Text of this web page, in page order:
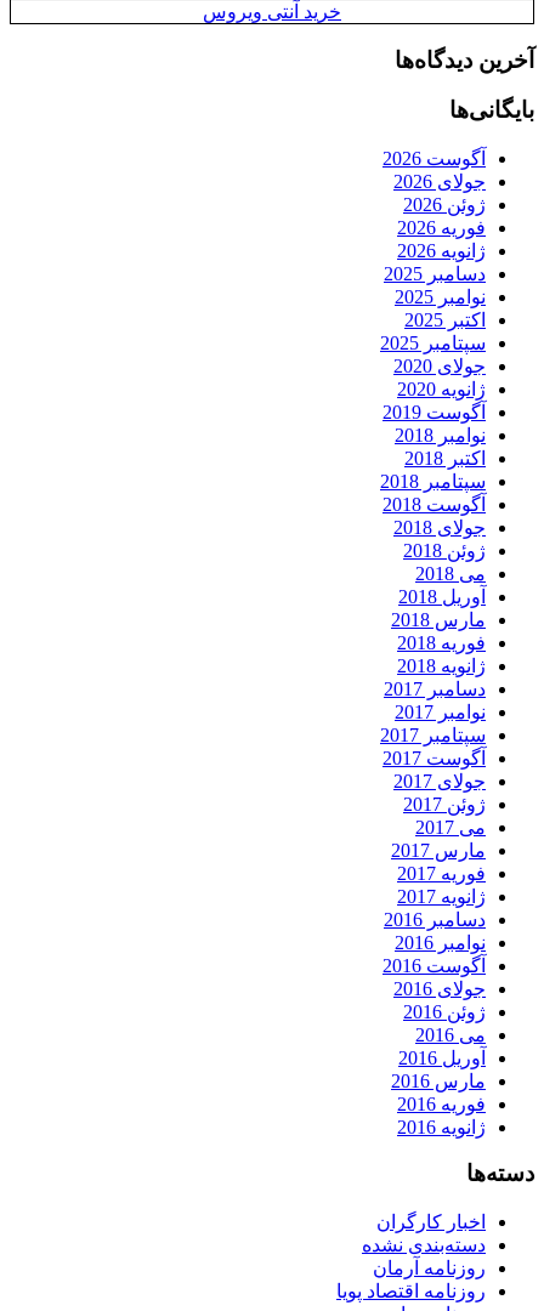
خرید آنتی ویروس
آخرین دیدگاه‌ها
بایگانی‌ها
آگوست 2026
جولای 2026
ژوئن 2026
فوریه 2026
ژانویه 2026
دسامبر 2025
نوامبر 2025
اکتبر 2025
سپتامبر 2025
جولای 2020
ژانویه 2020
آگوست 2019
نوامبر 2018
اکتبر 2018
سپتامبر 2018
آگوست 2018
جولای 2018
ژوئن 2018
می 2018
آوریل 2018
مارس 2018
فوریه 2018
ژانویه 2018
دسامبر 2017
نوامبر 2017
سپتامبر 2017
آگوست 2017
جولای 2017
ژوئن 2017
می 2017
مارس 2017
فوریه 2017
ژانویه 2017
دسامبر 2016
نوامبر 2016
آگوست 2016
جولای 2016
ژوئن 2016
می 2016
آوریل 2016
مارس 2016
فوریه 2016
ژانویه 2016
دسته‌ها
اخبار کارگران
دسته‌بندی نشده
روزنامه آرمان
روزنامه اقتصاد پویا